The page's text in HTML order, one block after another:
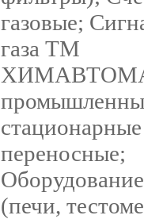
газовые;
газа ТМ
переносные;
(печи,